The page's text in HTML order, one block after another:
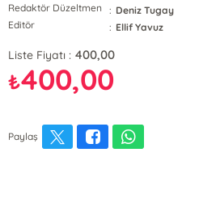
Redaktör Düzeltmen
: Deniz Tugay
Editör
: Ellif Yavuz
Liste Fiyatı : 400,00
₺400,00
Paylaş